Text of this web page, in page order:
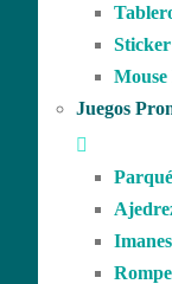
Mouse
Juegos